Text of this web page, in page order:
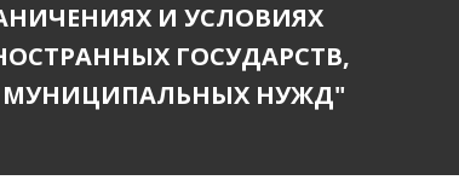
И УСЛОВИЯХ
ГОСУДАРСТВ,
МУНИЦИПАЛЬНЫХ НУЖД"